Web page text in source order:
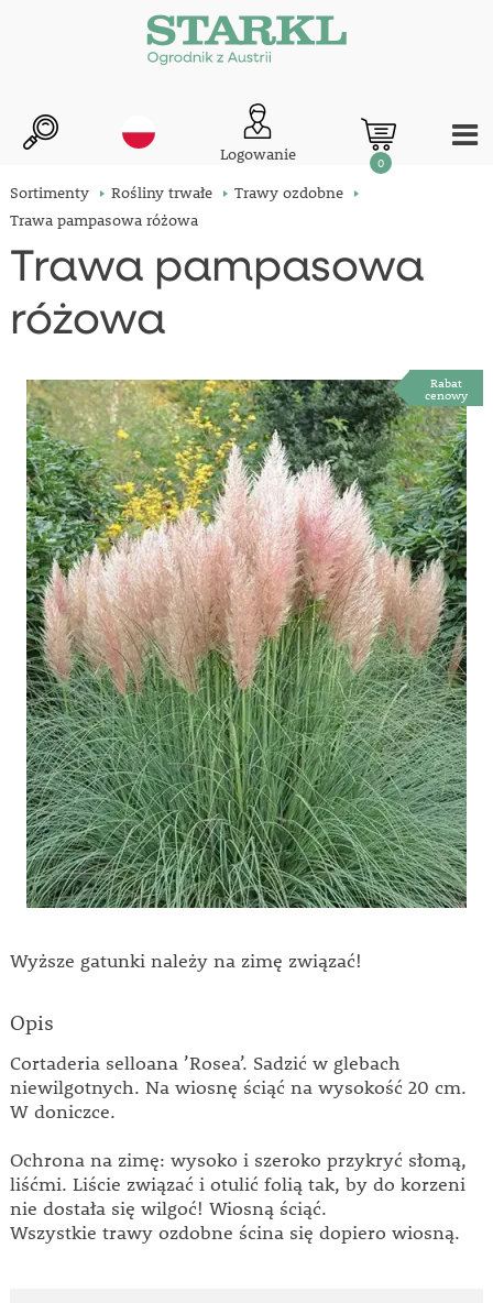
Logowanie 0
Sortimenty Rośliny trwałe
Trawy ozdobne
Trawa pampasowa różowa
Trawa pampasowa
różowa
Rabat
cenowy
Wyższe gatunki należy na zimę związać!
Opis
Cortaderia selloana ’Rosea’. Sadzić w glebach
niewilgotnych. Na wiosnę ściąć na wysokość 20 cm.
W doniczce.
Ochrona na zimę: wysoko i szeroko przykryć słomą,
liśćmi. Liście związać i otulić folią tak, by do korzeni
nie dostała się wilgoć! Wiosną ściąć.
Wszystkie trawy ozdobne ścina się dopiero wiosną.